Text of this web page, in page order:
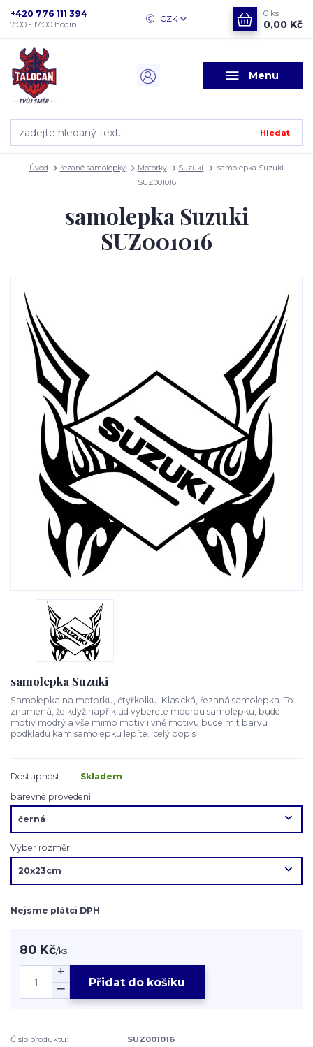
Menu
CZK
Hledat
+420 776 111 394
7:00 - 17:00 hodin
0 ks
0,00 Kč
Úvod řezané samolepky Motorky Suzuki
samolepka Suzuki
SUZ001016
samolepka Suzuki
SUZ001016
samolepka Suzuki
Samolepka na motorku, čtyřkolku. Klasická, řezaná samolepka. To
znamená, že když například vyberete modrou samolepku, bude
motiv modrý a vše mimo motiv i vně motivu bude mít barvu
podkladu kam samolepku lepíte. celý popis
Dostupnost
Skladem
barevné provedení
Vyber rozměr
Nejsme plátci DPH
80 Kč/ks
Přidat do košíku
Číslo produktu:
SUZ001016